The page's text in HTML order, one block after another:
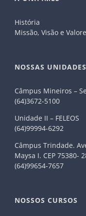
História
Missão, Visão e
NOSSAS
Câmpus Mineiros –
(64)3672-5100
Unidade II – FELEOS
(64)99994-6292
Câmpus Trindade.
Maysa I. CEP 75380-
(64)99654-7657
NOSSOS CURSOS